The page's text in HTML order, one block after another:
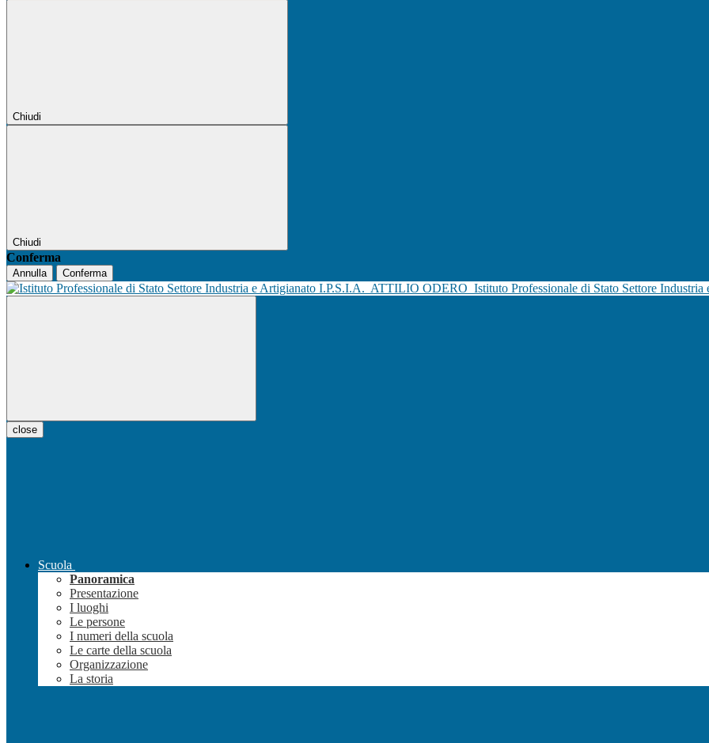
Chiudi
Chiudi
Conferma
Annulla Conferma
I.P.S.I.A. ATTILIO ODERO Istituto Professionale di Stato Settore Industria
close
Scuola
Panoramica
Presentazione
I luoghi
Le persone
I numeri della scuola
Le carte della scuola
Organizzazione
La storia